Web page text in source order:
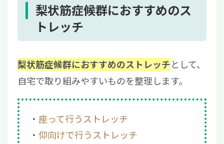
梨状筋症候群におすすめのス
トレッチ
梨状筋症候群におすすめのストレッチとして、
自宅で取り組みやすいものを整理します。
座って行うストレッチ
仰向けで行うストレッチ